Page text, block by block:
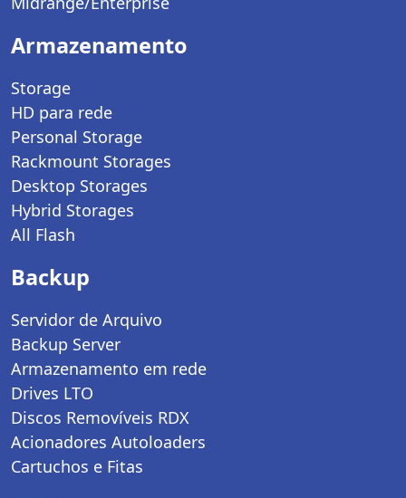
Armazenamento
Storage
HD para rede
Personal Storage
Rackmount Storages
Desktop Storages
Hybrid Storages
All Flash
Backup
Servidor de Arquivo
Backup Server
Armazenamento em rede
Drives LTO
Discos Removíveis RDX
Acionadores Autoloaders
Cartuchos e Fitas